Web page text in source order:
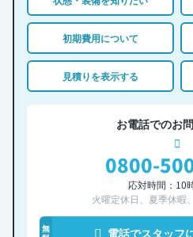
初期費用について
見積りを表示する
お電話でのお
0800-
応対時間：10
火曜定休日、夏季休暇
無
電話でスタッフ